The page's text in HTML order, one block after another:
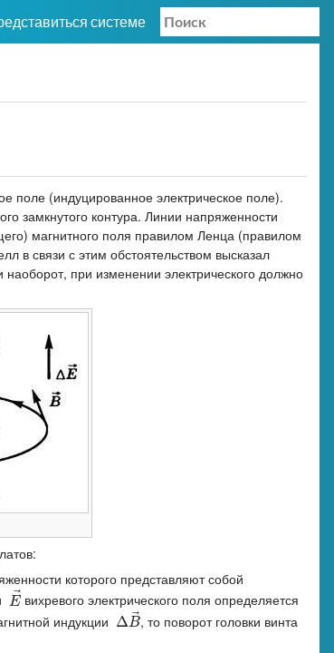
системе
поле (индуцированное электрическое поле).
замкнутого контура. Линии напряженности
магнитного поля правилом Ленца (правилом
в связи с этим обстоятельством высказал
при изменении электрического должно
которого представляют собой
E⃗
E→вихревого электрического поля определяется
индукции ΔB⃗
ΔB→, то поворот головки винта